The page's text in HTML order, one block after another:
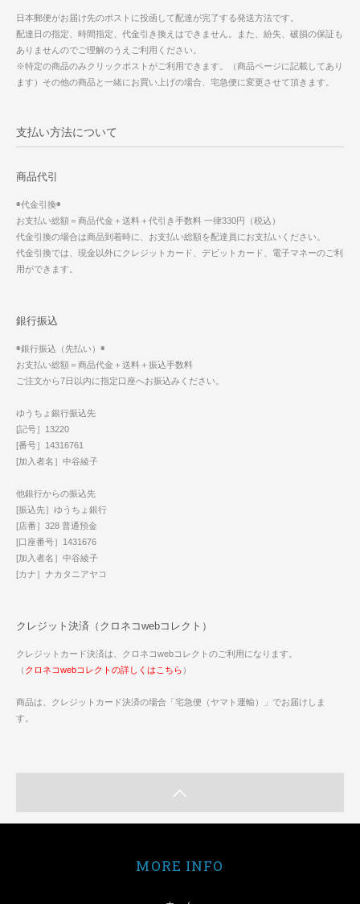
日本郵便がお届け先のポストに投函して配達が完了する発送方法です。
配達日の指定、時間指定、代金引き換えはできません。また、紛失、破損の保証も
ありませんのでご理解のうえご利用ください。
※特定の商品のみクリックポストがご利用できます。（商品ページに記載してあり
ます）その他の商品と一緒にお買い上げの場合、宅急便に変更させて頂きます。
支払い方法について
商品代引
◉代金引換◉
お支払い総額＝商品代金＋送料＋代引き手数料 一律330円（税込）
代金引換の場合は商品到着時に、お支払い総額を配達員にお支払いください。
代金引換では、現金以外にクレジットカード、デビットカード、電子マネーのご利
用ができます。
銀行振込
◉銀行振込（先払い）◉
お支払い総額＝商品代金＋送料＋振込手数料
ご注文から7日以内に指定口座へお振込みください。
ゆうちょ銀行振込先
[記号］13220
[番号］14316761
[加入者名］中谷綾子
他銀行からの振込先
[振込先］ゆうちょ銀行
[店番］328 普通預金
[口座番号］1431676
[加入者名］中谷綾子
[カナ］ナカタニアヤコ
クレジット決済（クロネコwebコレクト）
クレジットカード決済は、クロネコwebコレクトのご利用になります。
（ クロネコwebコレクトの詳しくはこちら ）
商品は、クレジットカード決済の場合「宅急便（ヤマト運輸）」でお届けしま
す。
MORE INFO